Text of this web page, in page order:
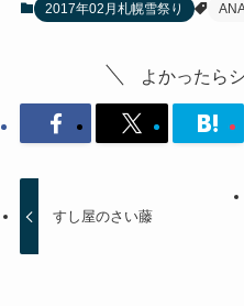
2017年02月札幌雪祭り
よかったら
すし屋のさい藤